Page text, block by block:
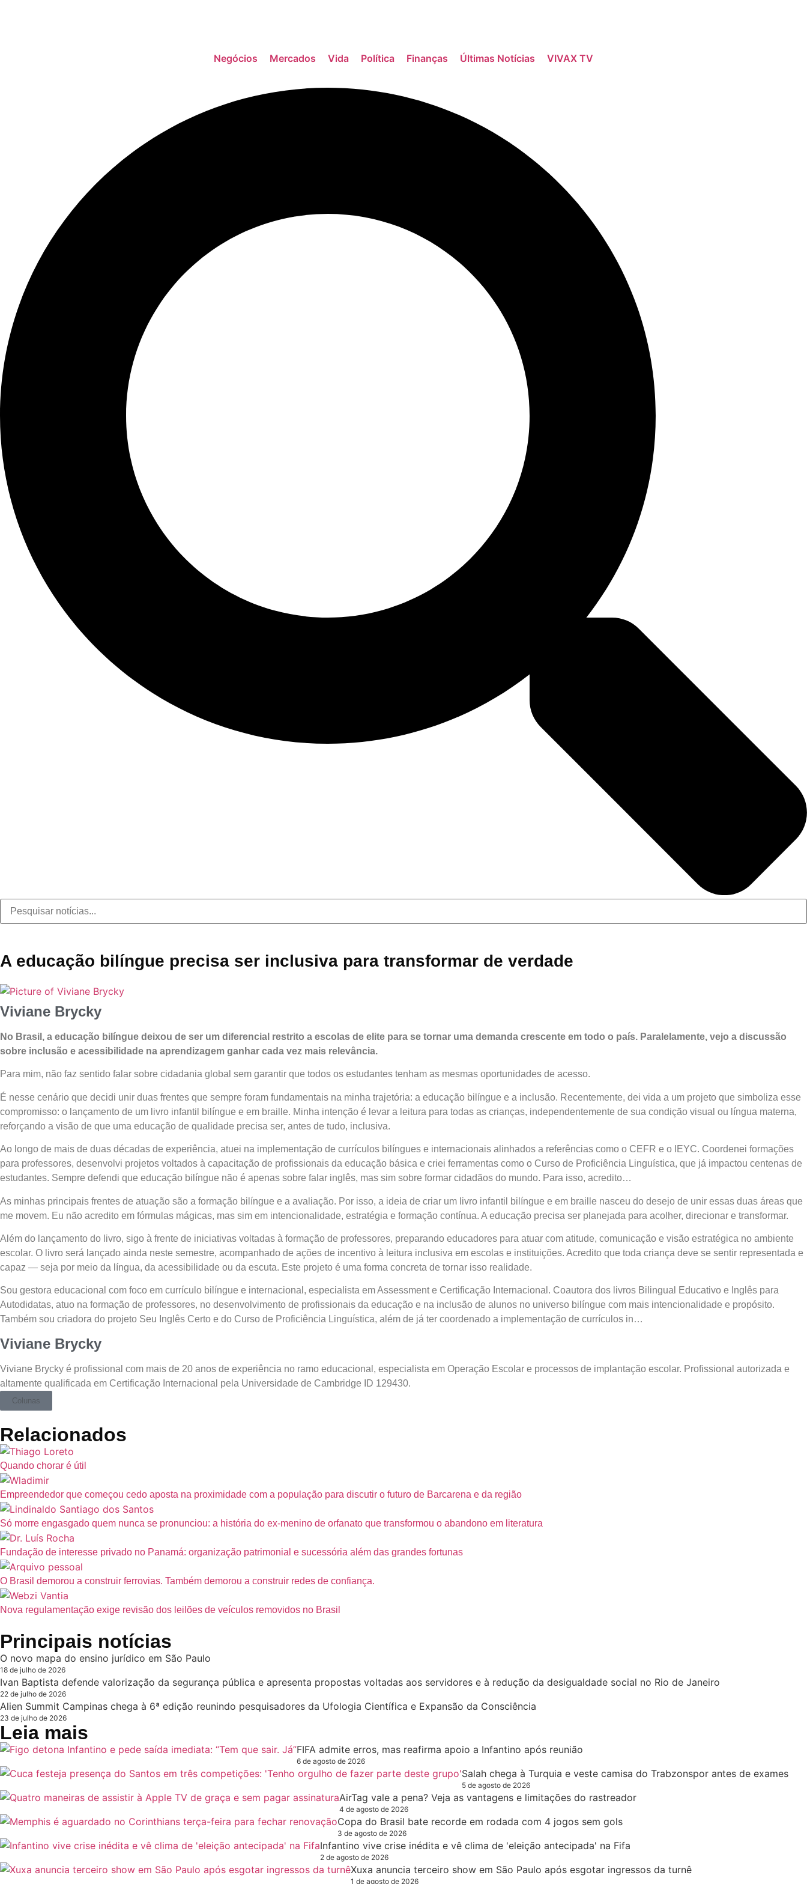
Negócios Mercados Vida Política Finanças Últimas Notícias VIVAX TV
A educação bilíngue precisa ser inclusiva para transformar de verdade
Viviane Brycky
No Brasil, a educação bilíngue deixou de ser um diferencial restrito a escolas de elite para se tornar uma demanda crescente em todo o país. Paralelamente, vejo a discussão
sobre inclusão e acessibilidade na aprendizagem ganhar cada vez mais relevância.
Para mim, não faz sentido falar sobre cidadania global sem garantir que todos os estudantes tenham as mesmas oportunidades de acesso.
É nesse cenário que decidi unir duas frentes que sempre foram fundamentais na minha trajetória: a educação bilíngue e a inclusão. Recentemente, dei vida a um projeto que simboliza esse
compromisso: o lançamento de um livro infantil bilíngue e em braille. Minha intenção é levar a leitura para todas as crianças, independentemente de sua condição visual ou língua materna,
reforçando a visão de que uma educação de qualidade precisa ser, antes de tudo, inclusiva.
Ao longo de mais de duas décadas de experiência, atuei na implementação de currículos bilíngues e internacionais alinhados a referências como o CEFR e o IEYC. Coordenei formações
para professores, desenvolvi projetos voltados à capacitação de profissionais da educação básica e criei ferramentas como o Curso de Proficiência Linguística, que já impactou centenas de
estudantes. Sempre defendi que educação bilíngue não é apenas sobre falar inglês, mas sim sobre formar cidadãos do mundo. Para isso, acredito…
As minhas principais frentes de atuação são a formação bilíngue e a avaliação. Por isso, a ideia de criar um livro infantil bilíngue e em braille nasceu do desejo de unir essas duas áreas que
me movem. Eu não acredito em fórmulas mágicas, mas sim em intencionalidade, estratégia e formação contínua. A educação precisa ser planejada para acolher, direcionar e transformar.
Além do lançamento do livro, sigo à frente de iniciativas voltadas à formação de professores, preparando educadores para atuar com atitude, comunicação e visão estratégica no ambiente
escolar. O livro será lançado ainda neste semestre, acompanhado de ações de incentivo à leitura inclusiva em escolas e instituições. Acredito que toda criança deve se sentir representada e
capaz — seja por meio da língua, da acessibilidade ou da escuta. Este projeto é uma forma concreta de tornar isso realidade.
Sou gestora educacional com foco em currículo bilíngue e internacional, especialista em Assessment e Certificação Internacional. Coautora dos livros Bilingual Educativo e Inglês para
Autodidatas, atuo na formação de professores, no desenvolvimento de profissionais da educação e na inclusão de alunos no universo bilíngue com mais intencionalidade e propósito.
Também sou criadora do projeto Seu Inglês Certo e do Curso de Proficiência Linguística, além de já ter coordenado a implementação de currículos in…
Viviane Brycky
Viviane Brycky é profissional com mais de 20 anos de experiência no ramo educacional, especialista em Operação Escolar e processos de implantação escolar. Profissional autorizada e
altamente qualificada em Certificação Internacional pela Universidade de Cambridge ID 129430.
Colunas
Relacionados
Quando chorar é útil
Empreendedor que começou cedo aposta na proximidade com a população para discutir o futuro de Barcarena e da região
Só morre engasgado quem nunca se pronunciou: a história do ex-menino de orfanato que transformou o abandono em literatura
Fundação de interesse privado no Panamá: organização patrimonial e sucessória além das grandes fortunas
O Brasil demorou a construir ferrovias. Também demorou a construir redes de confiança.
Nova regulamentação exige revisão dos leilões de veículos removidos no Brasil
Principais notícias
O novo mapa do ensino jurídico em São Paulo
18 de julho de 2026
Ivan Baptista defende valorização da segurança pública e apresenta propostas voltadas aos servidores e à redução da desigualdade social no Rio de Janeiro
22 de julho de 2026
Alien Summit Campinas chega à 6ª edição reunindo pesquisadores da Ufologia Científica e Expansão da Consciência
23 de julho de 2026
Leia mais
FIFA admite erros, mas reafirma apoio a Infantino após reunião
6 de agosto de 2026
Salah chega à Turquia e veste camisa do Trabzonspor antes de exames
5 de agosto de 2026
AirTag vale a pena? Veja as vantagens e limitações do rastreador
4 de agosto de 2026
Copa do Brasil bate recorde em rodada com 4 jogos sem gols
3 de agosto de 2026
Infantino vive crise inédita e vê clima de 'eleição antecipada' na Fifa
2 de agosto de 2026
Xuxa anuncia terceiro show em São Paulo após esgotar ingressos da turnê
1 de agosto de 2026